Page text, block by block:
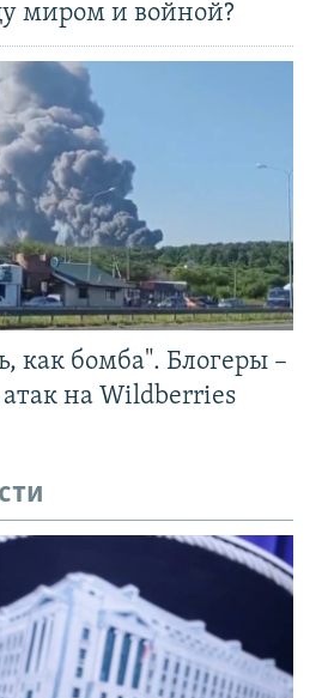
миром и войной?
как бомба". Блогеры –
атак на Wildberries